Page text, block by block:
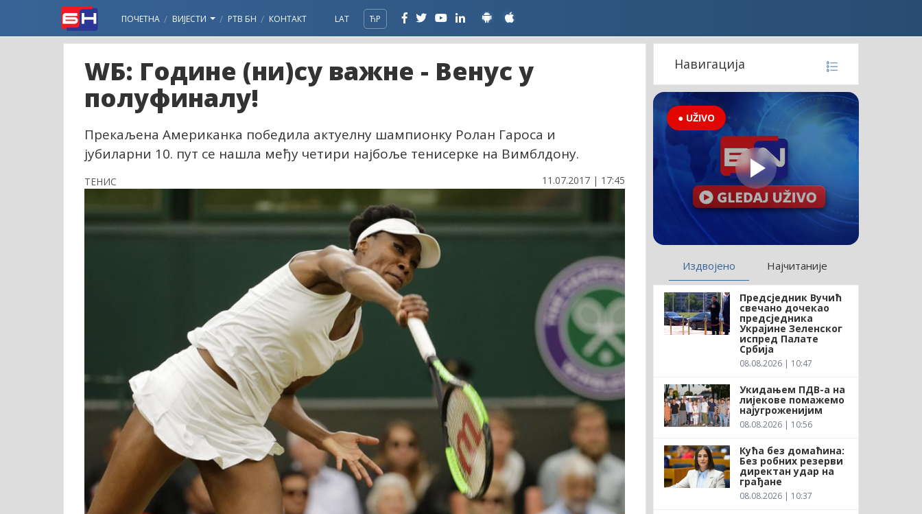
ПОЧЕТНА ВИЈЕСТИ РТВ БН КОНТАКТ LAT ЋР
WБ: Године (ни)су важне - Венус у
полуфиналу!
Прекаљена Американка победила актуелну шампионку Ролан Гароса и
јубиларни 10. пут се нашла међу четири најбоље тенисерке на Вимблдону.
ТЕНИС 11.07.2017 | 17:45
Навигација
● UŽIVO
Издвојено Најчитаније
Предсједник Вучић
свечано дочекао
предсједника
Украјине Зеленског
испред Палате
Србија
08.08.2026 | 10:47
Укидањем ПДВ-а на
лијекове помажемо
најугроженијим
08.08.2026 | 10:56
Кућа без домаћина:
Без робних резерви
директан удар на
грађане
08.08.2026 | 10:37